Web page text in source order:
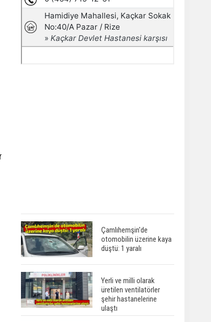
Çamlıhemşin'de
otomobilin üzerine kaya
düştü: 1 yaralı
Yerli ve milli olarak
üretilen ventilatörler
şehir hastanelerine
ulaştı